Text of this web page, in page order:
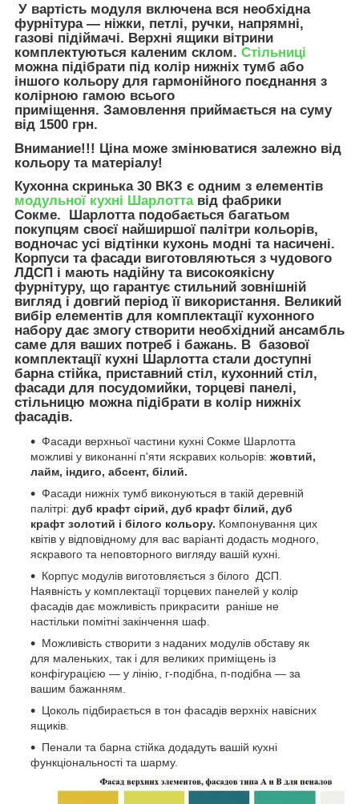
У вартість модуля включена вся необхідна
фурнітура — ніжки, петлі, ручки, напрямні,
газові підіймачі. Верхні ящики вітрини
комплектуються каленим склом. Стільниці
можна підібрати під колір нижніх тумб або
іншого кольору для гармонійного поєднання з
колірною гамою всього
приміщення. Замовлення приймається на суму
від 1500 грн.
Внимание!!! Ціна може змінюватися залежно від
кольору та матеріалу!
Кухонна скринька 30 ВКЗ є одним з елементів
модульної кухні Шарлоттавід фабрики
Сокме. Шарлотта подобається багатьом
покупцям своєї найширшої палітри кольорів,
водночас усі відтінки кухонь модні та насичені.
Корпуси та фасади виготовляються з чудового
ЛДСП і мають надійну та високоякісну
фурнітуру, що гарантує стильний зовнішній
вигляд і довгий період її використання. Великий
вибір елементів для комплектації кухонного
набору дає змогу створити необхідний ансамбль
саме для ваших потреб і бажань. В базової
комплектації кухні Шарлотта стали доступні
барна стійка, приставний стіл, кухонний стіл,
фасади для посудомийки, торцеві панелі,
стільницю можна підібрати в колір нижніх
фасадів.
Фасади верхньої частини кухні Сокме Шарлотта
можливі у виконанні п'яти яскравих кольорів: жовтий,
лайм, індиго, абсент, білий.
Фасади нижніх тумб виконуються в такій деревній
палітрі: дуб крафт сірий, дуб крафт білий, дуб
крафт золотий і білого кольору. Компонування цих
квітів у відповідному для вас варіанті додасть модного,
яскравого та неповторного вигляду вашій кухні.
Корпус модулів виготовляється з білого ДСП.
Наявність у комплектації торцевих панелей у колір
фасадів дає можливість прикрасити раніше не
настільки помітні закінчення шаф.
Можливість створити з наданих модулів обставу як
для маленьких, так і для великих приміщень із
конфігурацією — у лінію, г-подібна, п-подібна — за
вашим бажанням.
Цоколь підбирається в тон фасадів верхніх навісних
ящиків.
Пенали та барна стійка додадуть вашій кухні
функціональності та шарму.